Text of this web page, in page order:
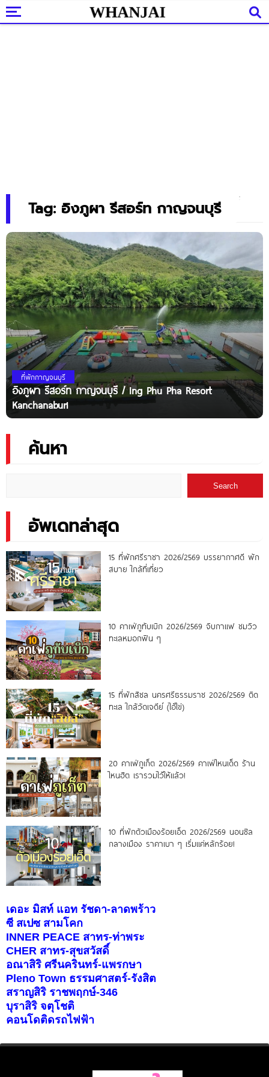
Tag: อิงภูผา รีสอร์ท กาญจนบุรี
ที่พักกาญจนบุรี
อิงภูผา รีสอร์ท กาญจนบุรี / Ing Phu Pha Resort
Kanchanaburi
ค้นหา
Search
อัพเดทล่าสุด
15 ที่พักศรีราชา 2026/2569 บรรยากาศดี พัก
สบาย ใกล้ที่เที่ยว
10 คาเฟ่ภูทับเบิก 2026/2569 จิบกาแฟ ชมวิว
ทะเลหมอกฟิน ๆ
15 ที่พักสิชล นครศรีธรรมราช 2026/2569 ติด
ทะเล ใกล้วัดเจดีย์ (ไอ้ไข่)
20 คาเฟ่ภูเก็ต 2026/2569 คาเฟ่ไหนเด็ด ร้าน
ไหนฮิต เรารวมไว้ให้แล้ว!
10 ที่พักตัวเมืองร้อยเอ็ด 2026/2569 นอนชิล
กลางเมือง ราคาเบา ๆ เริ่มแค่หลักร้อย!
เดอะ มิสท์ แอท รัชดา-ลาดพร้าว
ซี สเปซ สามโคก
INNER PEACE สาทร-ท่าพระ
CHER สาทร-สุขสวัสดิ์
อณาสิริ ศรีนครินทร์-แพรกษา
Pleno Town ธรรมศาสตร์-รังสิต
สราญสิริ ราชพฤกษ์-346
บุราสิริ จตุโชติ
คอนโดติดรถไฟฟ้า